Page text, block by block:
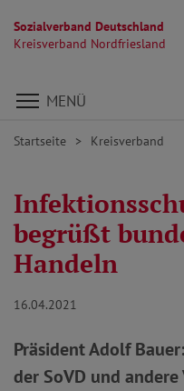
Sozialverband Deutschland
Kreisverband Nordfriesland
Direkt zu den Inhalten
MENÜ
Startseite Kreisverband
begrüßt
Handeln
16.04.2021
Präsident Adolf
der SoVD und